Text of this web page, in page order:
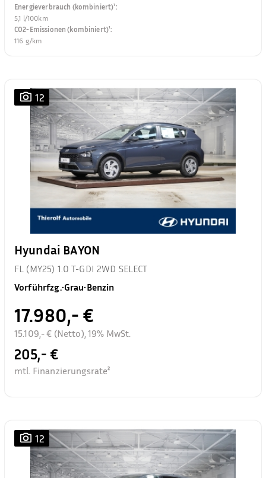
Energieverbrauch (kombiniert)¹:
5,1 l/100km
CO2-Emissionen (kombiniert)¹:
116 g/km
12
Hyundai BAYON
FL (MY25) 1.0 T-GDI 2WD SELECT
Vorführfzg.•Grau•Benzin
17.980,- €
15.109,- € (Netto), 19% MwSt.
205,- €
mtl. Finanzierungsrate²
12